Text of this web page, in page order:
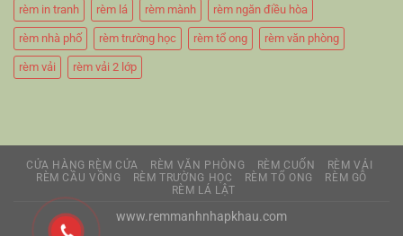
rèm in tranh rèm lá rèm mành rèm ngăn điều hòa
rèm nhà phố rèm trường học rèm tổ ong rèm văn phòng
rèm vải rèm vải 2 lớp
CỬA HÀNG RÈM CỬA RÈM VĂN PHÒNG RÈM CUỐN
RÈM VẢI
RÈM CẦU VỒNG
RÈM TRƯỜNG HỌC RÈM TỔ ONG
RÈM GỖ
RÈM LÁ LẬT
www.remmanhnhapkhau.com